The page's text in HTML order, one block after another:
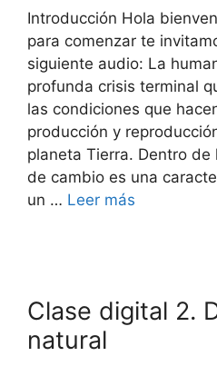
Introducción Hola
para comenzar te
siguiente audio: La
profunda crisis terminal
las condiciones que
producción y
planeta Tierra. Dentro
de cambio es una
un … Leer más
Clase digital 2.
natural